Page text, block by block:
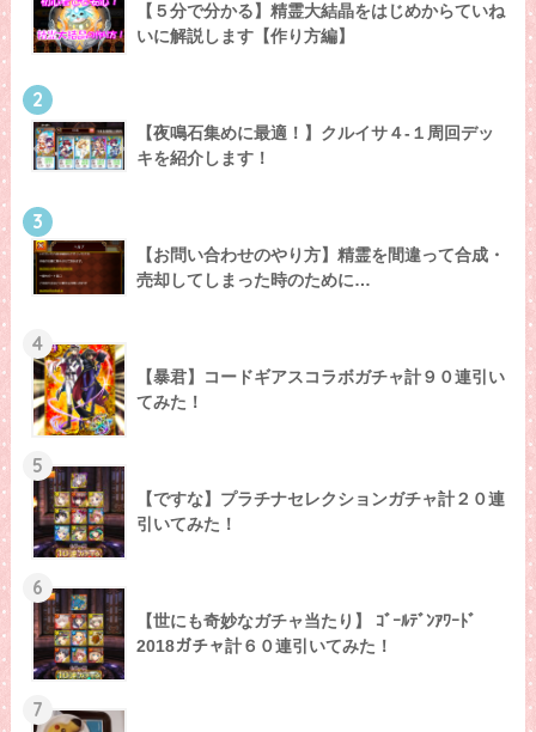
【５分で分かる】精霊大結晶をはじめからていね
いに解説します【作り方編】
2
【夜鳴石集めに最適！】クルイサ４-１周回デッ
キを紹介します！
3
【お問い合わせのやり方】精霊を間違って合成・
売却してしまった時のために…
4
【暴君】コードギアスコラボガチャ計９０連引い
てみた！
5
【ですな】プラチナセレクションガチャ計２０連
引いてみた！
6
【世にも奇妙なガチャ当たり】 ｺﾞｰﾙﾃﾞﾝｱﾜｰﾄﾞ
2018ガチャ計６０連引いてみた！
7